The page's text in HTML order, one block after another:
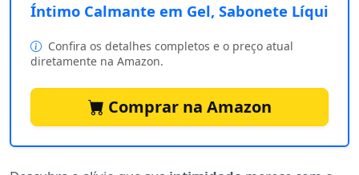
Íntimo Calmante em Gel, Sabonete Líqui
Confira os detalhes completos e o preço atual
diretamente na Amazon.
Comprar na Amazon